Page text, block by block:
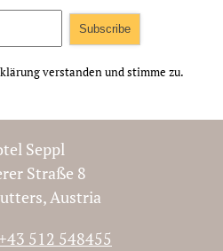
IM SEPPL 2
verstanden und stimme zu.
Seppl
Straße 8
Austria
+43 512 548455